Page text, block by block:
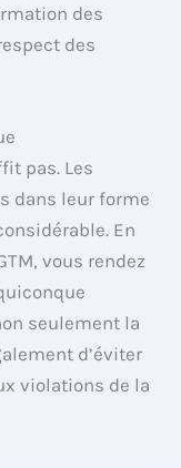
des
des
pas. Les
dans leur forme
En
vous rendez
seulement la
d’éviter
violations de la